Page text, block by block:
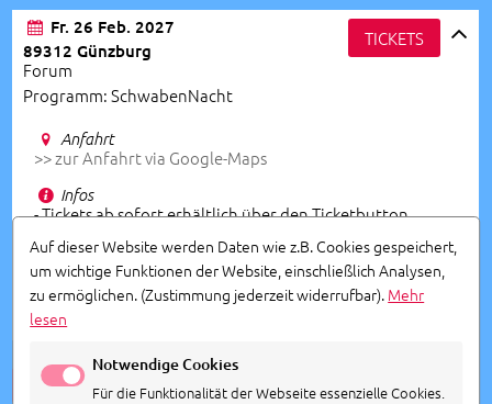
Fr. 26 Feb. 2027
89312 Günzburg
Forum
Programm: SchwabenNacht
TICKETS
Anfahrt
>> zur Anfahrt via Google-Maps
Infos
- Tickets ab sofort erhältlich über den Ticketbutton
- Veranstalter: Agentur Siedepunkt
ALLE TERMINE ANSEHEN
Auf dieser Website werden Daten wie z.B. Cookies gespeichert,
um wichtige Funktionen der Website, einschließlich Analysen,
zu ermöglichen. (Zustimmung jederzeit widerrufbar). Mehr
lesen
Notwendige Cookies
Für die Funktionalität der Webseite essenzielle Cookies.